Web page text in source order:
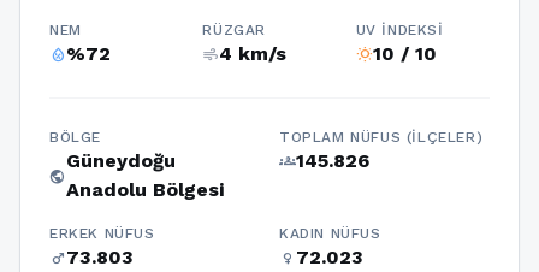
NEM
humidity_percentage%72
RÜZGAR
air4 km/s
UV İNDEKSI
wb_sunny10 / 10
BÖLGE
public
Güneydoğu
Anadolu Bölgesi
TOPLAM NÜFUS (İLÇELER)
groups145.826
ERKEK NÜFUS
male73.803
KADIN NÜFUS
female 72.023